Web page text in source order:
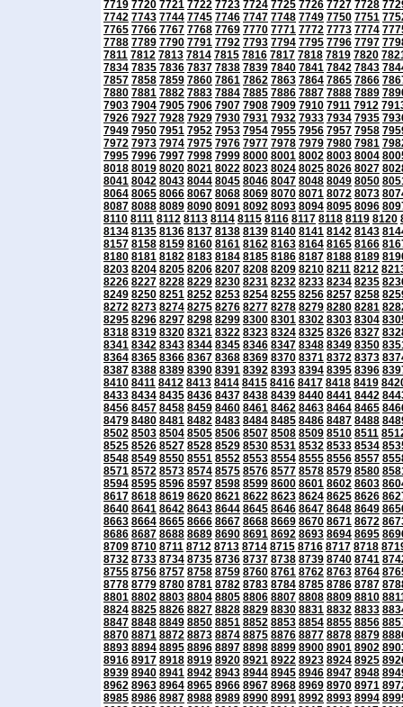
7719 7720 7721 7722 7723 7724 7725 7726 7727 7728
7742 7743 7744 7745 7746 7747 7748 7749 7750 7751
7765 7766 7767 7768 7769 7770 7771 7772 7773 7774
7788 7789 7790 7791 7792 7793 7794 7795 7796 7797
7811 7812 7813 7814 7815 7816 7817 7818 7819 7820
7834 7835 7836 7837 7838 7839 7840 7841 7842 7843
7857 7858 7859 7860 7861 7862 7863 7864 7865 7866
7880 7881 7882 7883 7884 7885 7886 7887 7888 7889
7903 7904 7905 7906 7907 7908 7909 7910 7911 7912
7926 7927 7928 7929 7930 7931 7932 7933 7934 7935
7949 7950 7951 7952 7953 7954 7955 7956 7957 7958
7972 7973 7974 7975 7976 7977 7978 7979 7980 7981
7995 7996 7997 7998 7999 8000 8001 8002 8003 8004
8018 8019 8020 8021 8022 8023 8024 8025 8026 8027
8041 8042 8043 8044 8045 8046 8047 8048 8049 8050
8064 8065 8066 8067 8068 8069 8070 8071 8072 8073
8087 8088 8089 8090 8091 8092 8093 8094 8095 8096
8110 8111 8112 8113 8114 8115 8116 8117 8118 8119 8120
8134 8135 8136 8137 8138 8139 8140 8141 8142 8143
8157 8158 8159 8160 8161 8162 8163 8164 8165 8166
8180 8181 8182 8183 8184 8185 8186 8187 8188 8189
8203 8204 8205 8206 8207 8208 8209 8210 8211 8212
8226 8227 8228 8229 8230 8231 8232 8233 8234 8235
8249 8250 8251 8252 8253 8254 8255 8256 8257 8258
8272 8273 8274 8275 8276 8277 8278 8279 8280 8281
8295 8296 8297 8298 8299 8300 8301 8302 8303 8304
8318 8319 8320 8321 8322 8323 8324 8325 8326 8327
8341 8342 8343 8344 8345 8346 8347 8348 8349 8350
8364 8365 8366 8367 8368 8369 8370 8371 8372 8373
8387 8388 8389 8390 8391 8392 8393 8394 8395 8396
8410 8411 8412 8413 8414 8415 8416 8417 8418 8419
8433 8434 8435 8436 8437 8438 8439 8440 8441 8442
8456 8457 8458 8459 8460 8461 8462 8463 8464 8465
8479 8480 8481 8482 8483 8484 8485 8486 8487 8488
8502 8503 8504 8505 8506 8507 8508 8509 8510 8511
8525 8526 8527 8528 8529 8530 8531 8532 8533 8534
8548 8549 8550 8551 8552 8553 8554 8555 8556 8557
8571 8572 8573 8574 8575 8576 8577 8578 8579 8580
8594 8595 8596 8597 8598 8599 8600 8601 8602 8603
8617 8618 8619 8620 8621 8622 8623 8624 8625 8626
8640 8641 8642 8643 8644 8645 8646 8647 8648 8649
8663 8664 8665 8666 8667 8668 8669 8670 8671 8672
8686 8687 8688 8689 8690 8691 8692 8693 8694 8695
8709 8710 8711 8712 8713 8714 8715 8716 8717 8718
8732 8733 8734 8735 8736 8737 8738 8739 8740 8741
8755 8756 8757 8758 8759 8760 8761 8762 8763 8764
8778 8779 8780 8781 8782 8783 8784 8785 8786 8787
8801 8802 8803 8804 8805 8806 8807 8808 8809 8810
8824 8825 8826 8827 8828 8829 8830 8831 8832 8833
8847 8848 8849 8850 8851 8852 8853 8854 8855 8856
8870 8871 8872 8873 8874 8875 8876 8877 8878 8879
8893 8894 8895 8896 8897 8898 8899 8900 8901 8902
8916 8917 8918 8919 8920 8921 8922 8923 8924 8925
8939 8940 8941 8942 8943 8944 8945 8946 8947 8948
8962 8963 8964 8965 8966 8967 8968 8969 8970 8971
8985 8986 8987 8988 8989 8990 8991 8992 8993 8994